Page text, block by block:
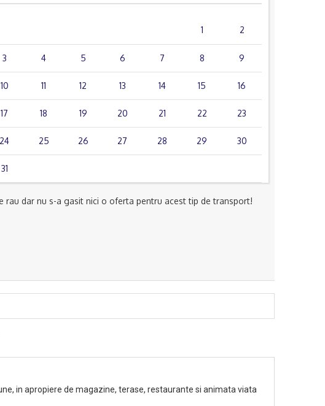
1
2
3 4 5 6 7 8 9
10 11 12 13 14 15 16
17 18 19 20 21 22 23
24 25 26 27 28 29 30
31
rau dar nu s-a gasit nici o oferta pentru acest tip de transport!
in apropiere de magazine, terase, restaurante si animata viata